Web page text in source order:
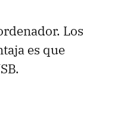
Los
es que
.